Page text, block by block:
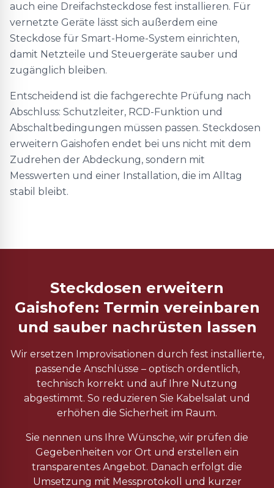
auch eine Dreifachsteckdose fest installieren. Für
vernetzte Geräte lässt sich außerdem eine
Steckdose für Smart-Home-System einrichten,
damit Netzteile und Steuergeräte sauber und
zugänglich bleiben.
Entscheidend ist die fachgerechte Prüfung nach
Abschluss: Schutzleiter, RCD-Funktion und
Abschaltbedingungen müssen passen. Steckdosen
erweitern Gaishofen endet bei uns nicht mit dem
Zudrehen der Abdeckung, sondern mit
Messwerten und einer Installation, die im Alltag
stabil bleibt.
Steckdosen erweitern
Gaishofen: Termin vereinbaren
und sauber nachrüsten lassen
Wir ersetzen Improvisationen durch fest installierte,
passende Anschlüsse – optisch ordentlich,
technisch korrekt und auf Ihre Nutzung
abgestimmt. So reduzieren Sie Kabelsalat und
erhöhen die Sicherheit im Raum.
Sie nennen uns Ihre Wünsche, wir prüfen die
Gegebenheiten vor Ort und erstellen ein
transparentes Angebot. Danach erfolgt die
Umsetzung mit Messprotokoll und kurzer